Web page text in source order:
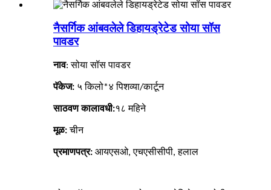
नैसर्गिक आंबवलेले डिहायड्रेटेड सोया सॉस
पावडर
नाव:सोया सॉस पावडर
पॅकेज: ५ किलो*४ पिशव्या/कार्टून
साठवण कालावधी:१८ महिने
मूळ: चीन
प्रमाणपत्र: आयएसओ, एचएसीसीपी, हलाल